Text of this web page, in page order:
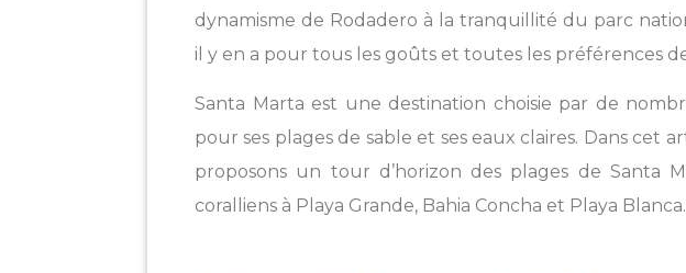
dynamisme de Rodadero à la tranquillité du parc
il y en a pour tous les goûts et toutes les préférences
Santa Marta est une destination choisie par de
pour ses plages de sable et ses eaux claires. Dans cet
proposons un tour d’horizon des plages de Santa
coralliens à Playa Grande, Bahia Concha et Playa Blanca.